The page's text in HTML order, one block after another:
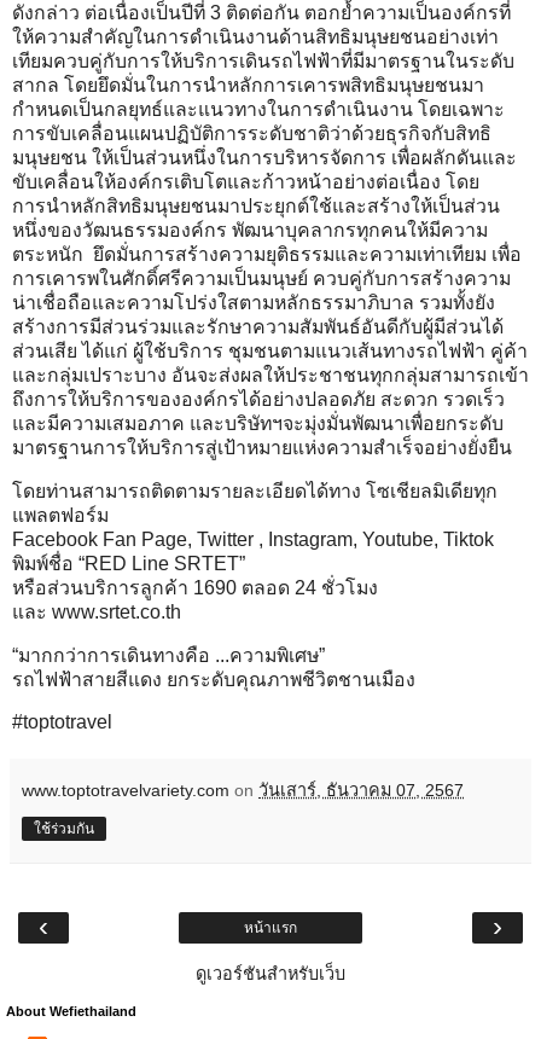
ดังกล่าว ต่อเนื่องเป็นปีที่ 3 ติดต่อกัน ตอกย้ำความเป็นองค์กรที่
ให้ความสำคัญในการดำเนินงานด้านสิทธิมนุษยชนอย่างเท่า
เทียมควบคู่กับการให้บริการเดินรถไฟฟ้าที่มีมาตรฐานในระดับ
สากล โดยยึดมั่นในการนำหลักการเคารพสิทธิมนุษยชนมา
กำหนดเป็นกลยุทธ์และแนวทางในการดำเนินงาน โดยเฉพาะ
การขับเคลื่อนแผนปฏิบัติการระดับชาติว่าด้วยธุรกิจกับสิทธิ
มนุษยชน ให้เป็นส่วนหนึ่งในการบริหารจัดการ เพื่อผลักดันและ
ขับเคลื่อนให้องค์กรเติบโตและก้าวหน้าอย่างต่อเนื่อง โดย
การนำหลักสิทธิมนุษยชนมาประยุกต์ใช้และสร้างให้เป็นส่วน
หนึ่งของวัฒนธรรมองค์กร พัฒนาบุคลากรทุกคนให้มีความ
ตระหนัก ยึดมั่นการสร้างความยุติธรรมและความเท่าเทียม เพื่อ
การเคารพในศักดิ์ศรีความเป็นมนุษย์ ควบคู่กับการสร้างความ
น่าเชื่อถือและความโปร่งใสตามหลักธรรมาภิบาล รวมทั้งยัง
สร้างการมีส่วนร่วมและรักษาความสัมพันธ์อันดีกับผู้มีส่วนได้
ส่วนเสีย ได้แก่ ผู้ใช้บริการ ชุมชนตามแนวเส้นทางรถไฟฟ้า คู่ค้า
และกลุ่มเปราะบาง อันจะส่งผลให้ประชาชนทุกกลุ่มสามารถเข้า
ถึงการให้บริการขององค์กรได้อย่างปลอดภัย สะดวก รวดเร็ว
และมีความเสมอภาค และบริษัทฯจะมุ่งมั่นพัฒนาเพื่อยกระดับ
มาตรฐานการให้บริการสู่เป้าหมายแห่งความสำเร็จอย่างยั่งยืน
โดยท่านสามารถติดตามรายละเอียดได้ทาง โซเชียลมิเดียทุก
แพลตฟอร์ม
Facebook Fan Page, Twitter , Instagram, Youtube, Tiktok
พิมพ์ชื่อ “RED Line SRTET”
หรือส่วนบริการลูกค้า 1690 ตลอด 24 ชั่วโมง
และ www.srtet.co.th
“มากกว่าการเดินทางคือ ...ความพิเศษ”
รถไฟฟ้าสายสีแดง ยกระดับคุณภาพชีวิตชานเมือง
#toptotravel
www.toptotravelvariety.com on วันเสาร์, ธันวาคม 07, 2567
ใช้ร่วมกัน
‹ ›
หน้าแรก
ดูเวอร์ชันสำหรับเว็บ
About Wefiethailand